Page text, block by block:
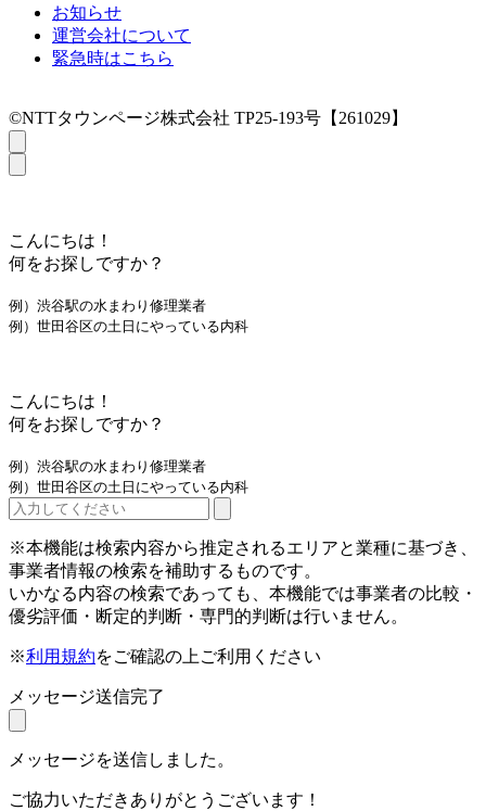
お知らせ
運営会社について
緊急時はこちら
©NTTタウンページ株式会社 TP25-193号【261029】
こんにちは！
何をお探しですか？
例）渋谷駅の水まわり修理業者
例）世田谷区の土日にやっている内科
こんにちは！
何をお探しですか？
例）渋谷駅の水まわり修理業者
例）世田谷区の土日にやっている内科
※本機能は検索内容から推定されるエリアと業種に基づき、
事業者情報の検索を補助するものです。
いかなる内容の検索であっても、本機能では事業者の比較・
優劣評価・断定的判断・専門的判断は行いません。
※利用規約をご確認の上ご利用ください
メッセージ送信完了
メッセージを送信しました。
ご協力いただきありがとうございます！